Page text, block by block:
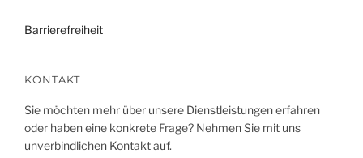
Barrierefreiheit
KONTAKT
Sie möchten mehr über unsere Dienstleistungen erfahren
oder haben eine konkrete Frage? Nehmen Sie mit uns
unverbindlichen Kontakt auf.